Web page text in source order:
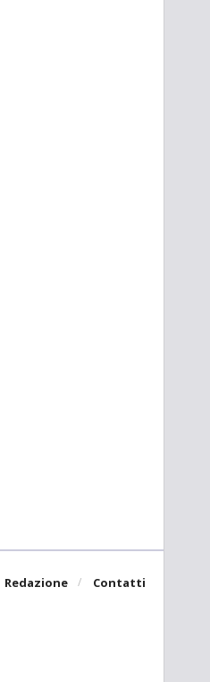
Redazione Contatti